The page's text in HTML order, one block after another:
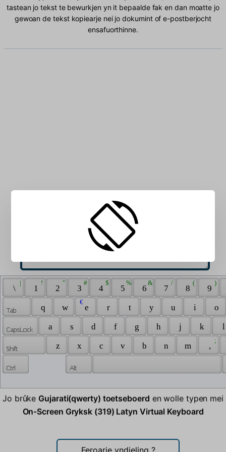
tastean jo tekst te bewurkjen yn it bepaalde fak en dan moatte jo
gewoan de tekst kopiearje nei jo dokumint of e-postberjocht
ensafuorthinne.
Typ Gryksk (319) Latyn karakters yn it fak:
\
|
1
!
2
"
3
#
4
$
5
%
6
&
7
/
8
(
9
)
q w e
€
r t y u i
o
a
s d f g h j k
z
x c v b n m ,
;
Jo brûke Gujarati(qwerty) toetseboerd en wolle typen mei
On-Screen Gryksk (319) Latyn Virtual Keyboard
Feroarje yndieling ?